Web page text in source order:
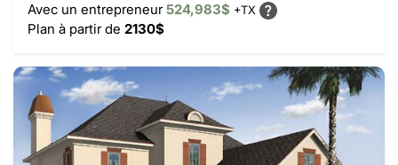
Avec un entrepreneur524,983$ +TX
Plan à partir de 2130$